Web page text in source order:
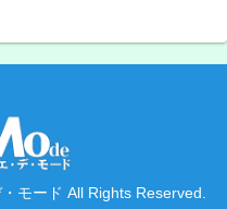
モード All Rights Reserved.